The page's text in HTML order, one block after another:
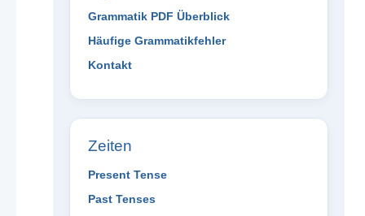
Grammatik PDF Überblick
Häufige Grammatikfehler
Kontakt
Zeiten
Present Tense
Past Tenses